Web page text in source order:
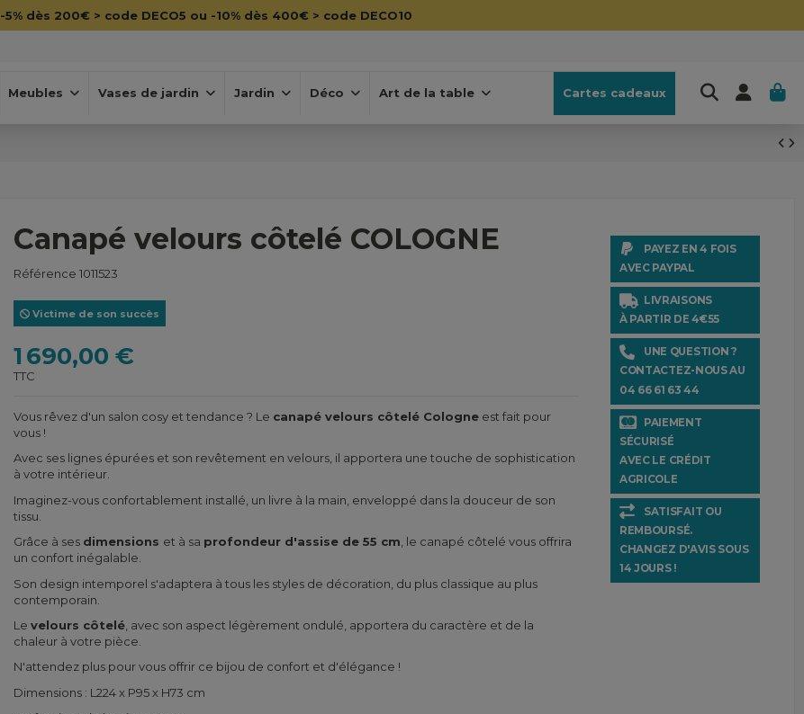
-5% dès 200€ > code DECO5 ou -10% dès 400€ > code DECO10
Meubles Vases de jardin Jardin Déco Art de la table Cartes cadeaux
Canapé velours côtelé COLOGNE
Référence 1011523
Victime de son succès
1 690,00 €
TTC
Vous rêvez d'un salon cosy et tendance ? Le canapé velours côtelé Cologneest fait pour
vous !
Avec ses lignes épurées et son revêtement en velours, il apportera une touche de sophistication
à votre intérieur.
Imaginez-vous confortablement installé, un livre à la main, enveloppé dans la douceur de son
tissu.
Grâce à ses dimensions et à sa profondeur d'assise de 55 cm , le canapé côtelé vous offrira
un confort inégalable.
Son design intemporel s'adaptera à tous les styles de décoration, du plus classique au plus
contemporain.
Le velours côtelé, avec son aspect légèrement ondulé, apportera du caractère et de la
chaleur à votre pièce.
N'attendez plus pour vous offrir ce bijou de confort et d'élégance !
Dimensions : L224 x P95 x H73 cm
PAYEZ EN 4 FOIS
AVEC PAYPAL
LIVRAISONS
À PARTIR DE 4€55
UNE QUESTION ?
CONTACTEZ-NOUS AU
04 66 61 63 44
PAIEMENT
SÉCURISÉ
AVEC LE CRÉDIT
AGRICOLE
SATISFAIT OU
REMBOURSÉ.
CHANGEZ D'AVIS SOUS
14 JOURS !